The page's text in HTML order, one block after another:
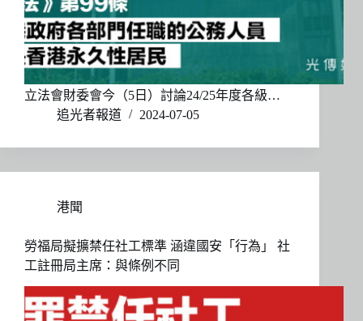
立法會財委會今（5日）討論24/25年度各級…
追光者報道
2024-07-05
港聞
勞福局擬擴禁任社工標準 涵違國安「行為」 社
工註冊局主席：與條例不同